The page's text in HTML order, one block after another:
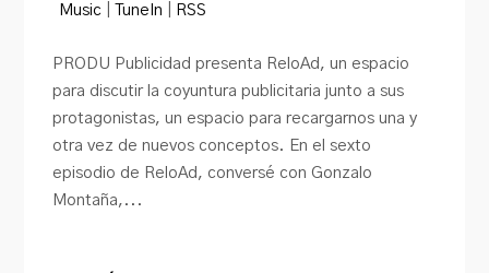
Music
TuneIn RSS
PRODU Publicidad presenta ReloAd, un espacio
para discutir la coyuntura publicitaria junto a sus
protagonistas, un espacio para recargarnos una y
otra vez de nuevos conceptos. En el sexto
episodio de ReloAd, conversé con Gonzalo
Montaña,...